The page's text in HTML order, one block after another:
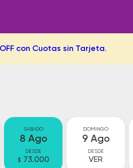
OFF con Cuotas sin Tarjeta.
SABADO
8 Ago
DESDE
$ 73.000
DOMINGO
9 Ago
DESDE
VER